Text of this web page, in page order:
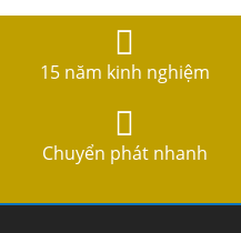
15 năm kinh nghiệm
Chuyển phát nhanh